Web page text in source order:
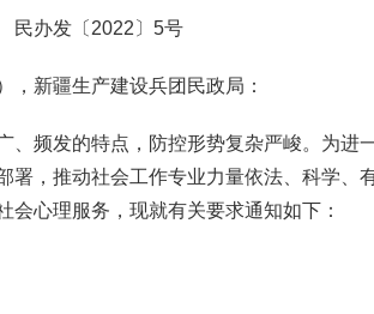
民办发〔2022〕5号
，新疆生产建设兵团民政局：
、频发的特点，防控形势复杂严峻。为进
署，推动社会工作专业力量依法、科学、
心理服务，现就有关要求通知如下：